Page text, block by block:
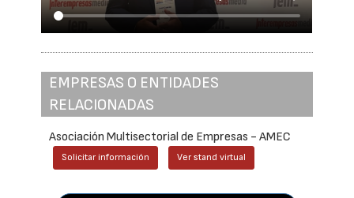
EMPRESAS O ENTIDADES
RELACIONADAS
Asociación Multisectorial de Empresas - AMEC
Solicitar información Ver stand virtual